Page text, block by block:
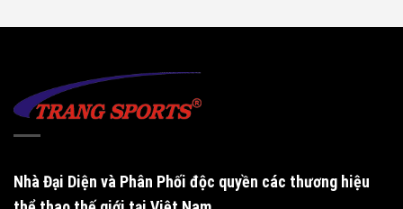
Nhà Đại Diện và Phân Phối độc quyền các thương hiệu